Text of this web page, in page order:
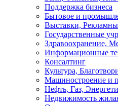
Поддержка бизнеса
Бытовое и
Выставки,
Государственные
Здравоохранение,
Информационные
Консалтинг
Культура,
Машиностроение и
Нефть, Газ,
Недвижимость